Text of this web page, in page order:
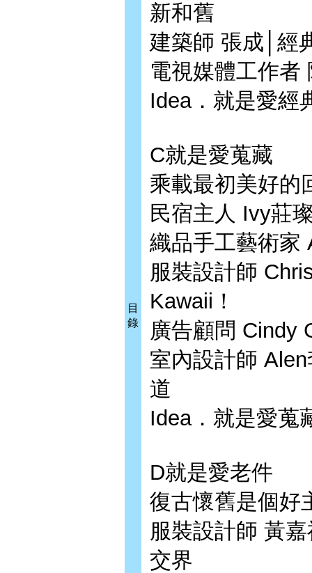
目
錄
新和舊
建築師 張成│經
電視媒體工作者
Idea．就是愛
C就是愛蒐藏
乘載最初美好的
民宿主人 Ivy莊
織品手工藝術家
服裝設計師
Kawaii！
廣告顧問 Cindy
室內設計師
道
Idea．就是愛
D就是愛老件
復古懷舊是個好
服裝設計師 黃
交界